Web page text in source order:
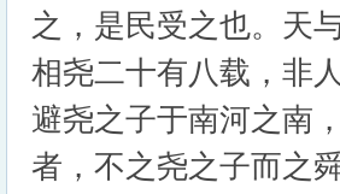
之，是民受之也。天
相尧二十有八载，非
避尧之子于南河之南
者，不之尧之子而之